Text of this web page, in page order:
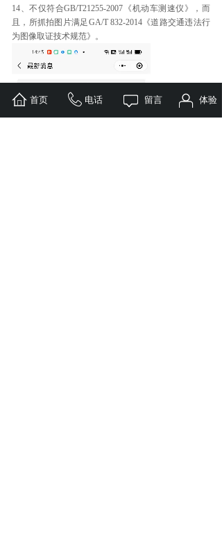
14、不仅符合GB/T21255-2007《机动车测速仪》，而
且，所抓拍图片满足GA/T 832-2014《道路交通违法行
为图像取证技术规范》。
首页 电话 留言 体验